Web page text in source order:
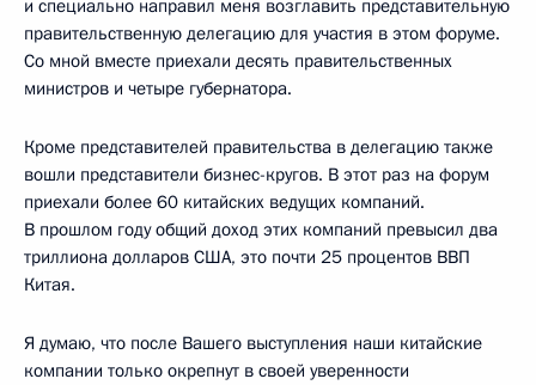
и специально направил меня возглавить представительную
правительственную делегацию для участия в этом форуме.
Со мной вместе приехали десять правительственных
министров и четыре губернатора.
Кроме представителей правительства в делегацию также
вошли представители бизнес-кругов. В этот раз на форум
приехали более 60 китайских ведущих компаний.
В прошлом году общий доход этих компаний превысил два
триллиона долларов США, это почти 25 процентов ВВП
Китая.
Я думаю, что после Вашего выступления наши китайские
компании только окрепнут в своей уверенности